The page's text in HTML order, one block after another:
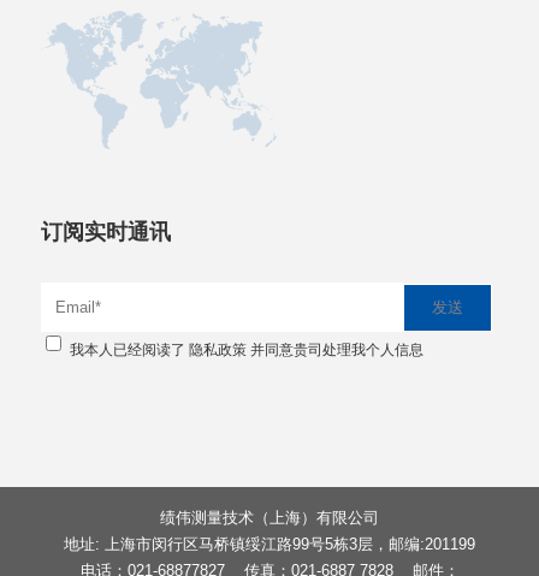
订阅实时通讯
我本人已经阅读了 隐私政策并同意贵司处理我个人信息
绩伟测量技术（上海）有限公司
地址: 上海市闵行区马桥镇绥江路99号5栋3层，邮编:201199
电话：021-68877827 传真：021-6887 7828 邮件：